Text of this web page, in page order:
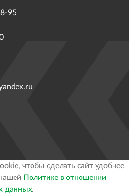
95
чтобы сделать сайт удобнее
Политике в отношении
данных.